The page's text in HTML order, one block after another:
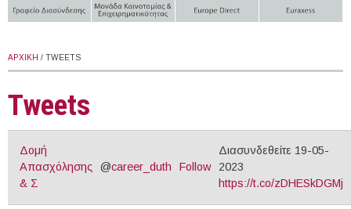
ΑΡΧΙΚΉ / TWEETS
Tweets
Δομή
Απασχόλησης
& Σ
@career_duth Follow
Διασυνδεθείτε 19-05-
2023
https://t.co/zDHESkDGMj